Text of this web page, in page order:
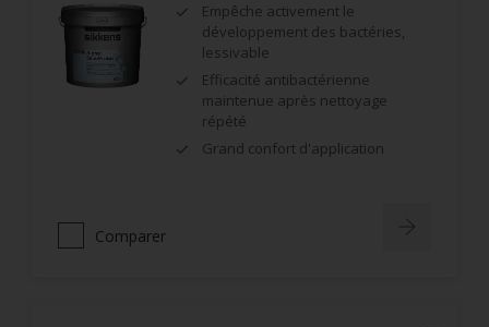
Empêche activement le
développement des bactéries,
lessivable
Efficacité antibactérienne
maintenue après nettoyage
répété
Grand confort d'application
Comparer